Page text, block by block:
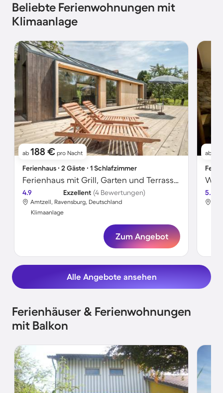
Beliebte Ferienwohnungen mit
Klimaanlage
ab 188 € pro Nacht
Ferienhaus ∙ 2 Gäste ∙ 1 Schlafzimmer
Ferienhaus mit Grill, Garten und Terrasse | Gartenblick | Perfekt für die Arbeit von Zuhause
4.9 Exzellent (4 Bewertungen)
Amtzell, Ravensburg, Deutschland
Klimaanlage
Zum Angebot
ab
5.0
Alle Angebote ansehen
Ferienhäuser & Ferienwohnungen
mit Balkon